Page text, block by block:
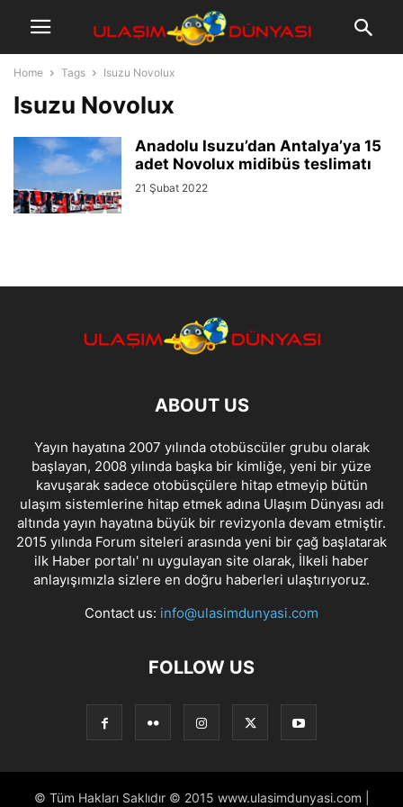
Home Tags Isuzu Novolux
Isuzu Novolux
Anadolu Isuzu’dan Antalya’ya 15
adet Novolux midibüs teslimatı
21 Şubat 2022
ABOUT US
Yayın hayatına 2007 yılında otobüscüler grubu olarak
başlayan, 2008 yılında başka bir kimliğe, yeni bir yüze
kavuşarak sadece otobüsçülere hitap etmeyip bütün
ulaşım sistemlerine hitap etmek adına Ulaşım Dünyası adı
altında yayın hayatına büyük bir revizyonla devam etmiştir.
2015 yılında Forum siteleri arasında yeni bir çağ başlatarak
ilk Haber portalı' nı uygulayan site olarak, İlkeli haber
anlayışımızla sizlere en doğru haberleri ulaştırıyoruz.
Contact us: info@ulasimdunyasi.com
FOLLOW US
© Tüm Hakları Saklıdır © 2015 www.ulasimdunyasi.com |